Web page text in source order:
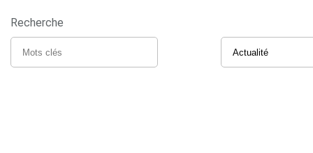
Recherche